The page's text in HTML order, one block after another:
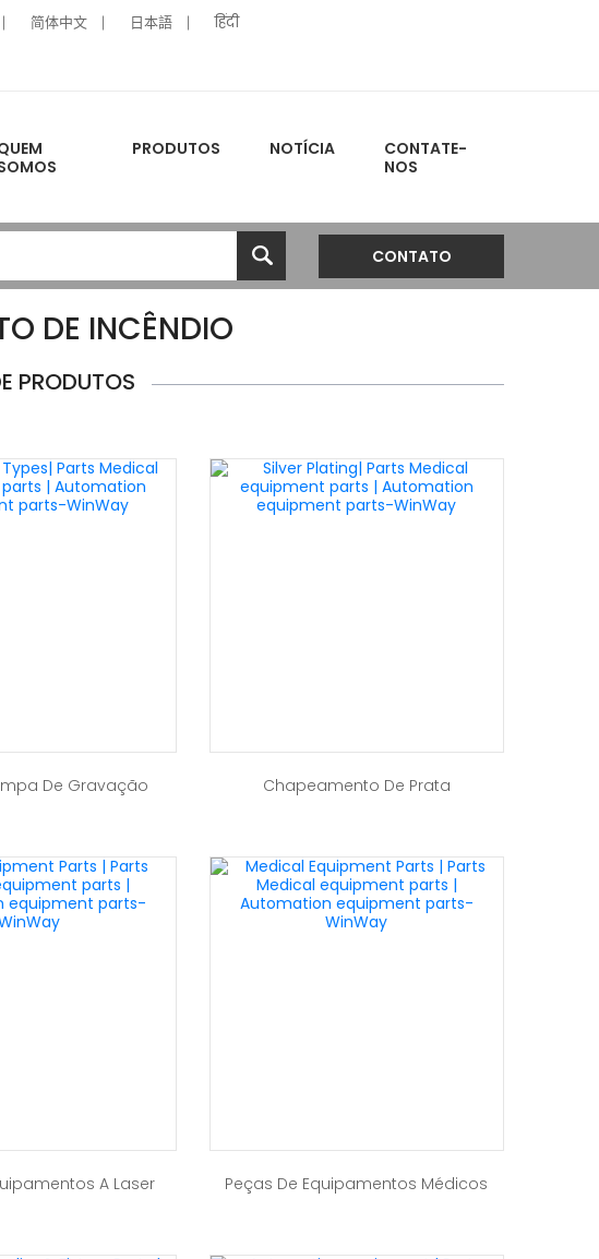
简体中文 日本語 हिंदी
PRODUTOS NOTÍCIA
CONTATE-
NOS
CONTATO
DE INCÊNDIO
PRODUTOS
De Gravação Chapeamento De Prata
A Laser Peças De Equipamentos Médicos